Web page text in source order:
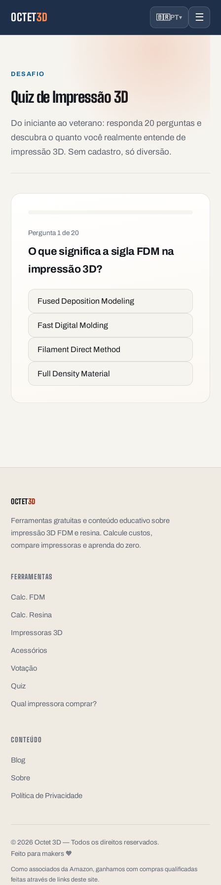
OCTET3D 🇧🇷PT▾ ☰
DESAFIO
Quiz de Impressão 3D
Do iniciante ao veterano: responda 20 perguntas e
descubra o quanto você realmente entende de
impressão 3D. Sem cadastro, só diversão.
Pergunta 1 de 20
O que significa a sigla FDM na
impressão 3D?
Fused Deposition Modeling
Fast Digital Molding
Filament Direct Method
Full Density Material
OCTET3D
Ferramentas gratuitas e conteúdo educativo sobre
impressão 3D FDM e resina. Calcule custos,
compare impressoras e aprenda do zero.
FERRAMENTAS
Calc. FDM
Calc. Resina
Impressoras 3D
Acessórios
Votação
Quiz
Qual impressora comprar?
CONTEÚDO
Blog
Sobre
Política de Privacidade
© 2026 Octet 3D — Todos os direitos reservados.
Feito para makers 🧡
Como associados da Amazon, ganhamos com compras qualificadas
feitas através de links deste site.